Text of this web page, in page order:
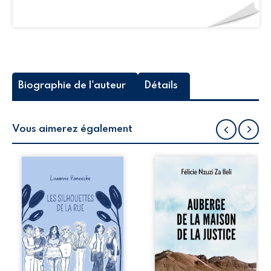
Biographie de l'auteur Détails
Vous aimerez également
la rue donne la
parole à six
personnages
ordinaires,
traversés par des
pensées, des
émotions et des
silences qui
pourraient
Auberge de la
récit-témoignage
consacré au
parcours
exemplaire de
Mbala Zi Nkuaku
Lema Félix.
Magistrat intègre,